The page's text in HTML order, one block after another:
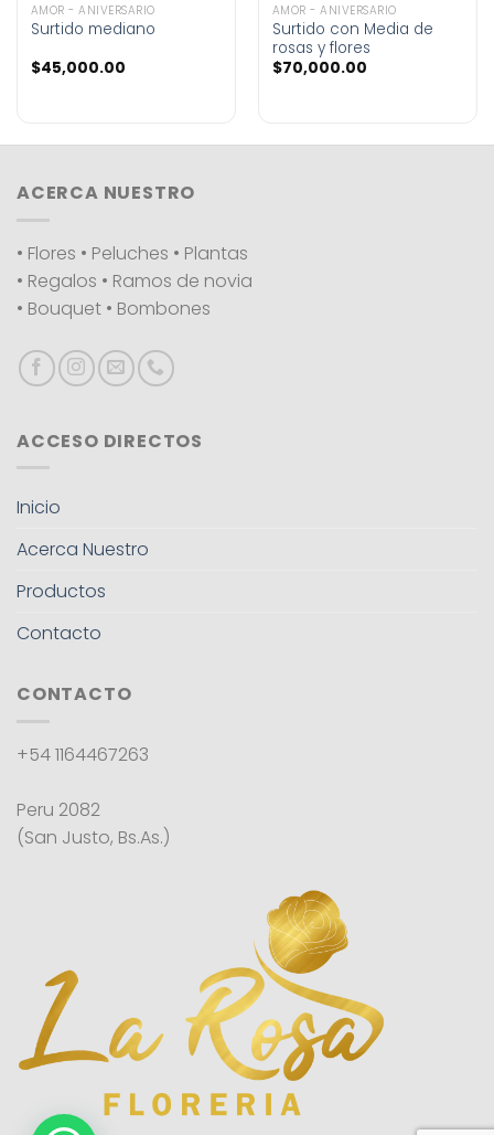
AMOR - ANIVERSARIO
Surtido mediano
$45,000.00
AMOR - ANIVERSARIO
Surtido con Media de
rosas y flores
$70,000.00
ACERCA NUESTRO
• Flores • Peluches • Plantas
• Regalos • Ramos de novia
• Bouquet • Bombones
ACCESO DIRECTOS
Inicio
Acerca Nuestro
Productos
Contacto
CONTACTO
+54 1164467263
Peru 2082
(San Justo, Bs.As.)